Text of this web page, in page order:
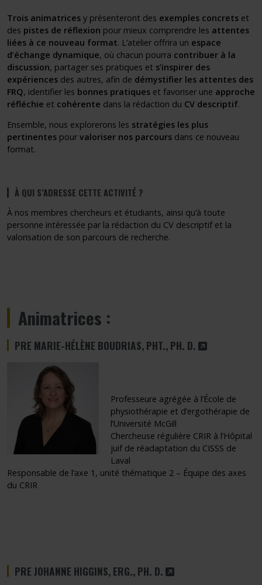
Trois animatrices y présenteront des exemples concrets et
des pistes de réflexion pour mieux comprendre les attentes
liées à ce nouveau format. L’atelier offrira un espace
d’échange dynamique, où chacun pourra contribuer à la
discussion, partager ses pratiques et s’inspirer des
expériences des autres, afin de démystifier les attentes des
FRQ, identifier les bonnes pratiques et favoriser une approche
réfléchie et cohérente dans la rédaction du CV descriptif.
Ensemble, nous explorerons les stratégies les plus
pertinentes pour valoriser nos parcours dans ce nouveau
format.
À QUI S’ADRESSE CETTE ACTIVITÉ ?
À nos membres chercheurs et étudiants, ainsi qu’à toute
personne intéressée par la rédaction du CV descriptif et la
valorisation de son parcours de recherche.
Animatrices :
PRE MARIE-HÉLÈNE BOUDRIAS, PHT., PH. D. CE LIEN
Professeure agrégée à l’École de
physiothérapie et d’ergothérapie de
l’Université McGill
Chercheuse régulière CRIR à l’Hôpital
juif de réadaptation du CISSS de
Laval
Responsable de l’axe 1, unité thématique 2 – Équipe des axes
du CRIR
PRE JOHANNE HIGGINS, ERG., PH. D. CE LIEN S'OUVRIRA